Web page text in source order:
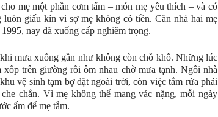
mẹ một phần cơm tấm – món mẹ yêu thích – và có
giấu kín vì sợ mẹ không có tiền. Căn nhà hai mẹ
nay đã xuống cấp nghiêm trọng.
mưa xuống gần như không còn chỗ khô. Những lúc
trên giường rồi ôm nhau chờ mưa tạnh. Ngôi nhà
vệ sinh tạm bợ đặt ngoài trời, còn việc tắm rửa phải
chắn. Vì mẹ không thể mang vác nặng, mỗi ngày
ấm để mẹ tắm.